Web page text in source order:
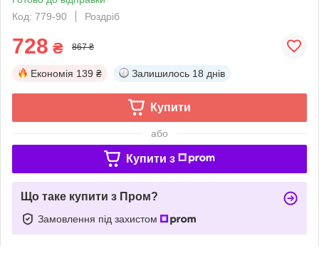
Код: 779-90
Роздріб
728 ₴ 867 ₴
Економія 139 ₴ Залишилось 18 днів
Купити
або
Купити з
Що таке купити з Пром?
Замовлення під захистом